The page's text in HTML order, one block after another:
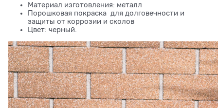
Материал изготовления: металл
Порошковая покраска для долговечности и
защиты от коррозии и сколов
Цвет: черный.